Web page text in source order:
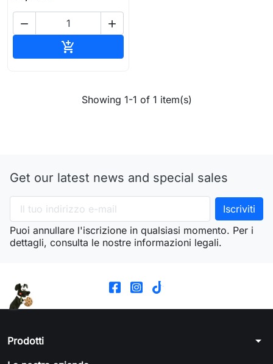
 

Showing 1-1 of 1 item(s)
Get our latest news and special sales
Puoi annullare l'iscrizione in qualsiasi momento. Per i
dettagli, consulta le nostre informazioni legali.
Prodotti arrow_drop_down